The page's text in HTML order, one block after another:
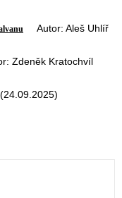
Autor: Aleš Uhlíř
Zdeněk Kratochvíl